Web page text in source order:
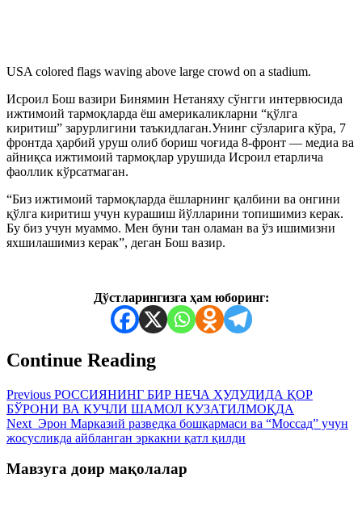
USA colored flags waving above large crowd on a stadium.
Исроил Бош вазири Бинямин Нетаняху сўнгги интервюсида
ижтимоий тармоқларда ёш америкаликларни “қўлга
киритиш” зарурлигини таъкидлаган.Унинг сўзларига кўра, 7
фронтда ҳарбий уруш олиб бориш чоғида 8-фронт — медиа ва
айниқса ижтимоий тармоқлар урушида Исроил етарлича
фаоллик кўрсатмаган.
“Биз ижтимоий тармоқларда ёшларнинг қалбини ва онгини
қўлга киритиш учун курашиш йўлларини топишимиз керак.
Бу биз учун муаммо. Мен буни тан оламан ва ўз ишимизни
яхшилашимиз керак”, деган Бош вазир.
Дўстларингизга ҳам юборинг:
Continue Reading
Previous РОССИЯНИНГ БИР НЕЧА ҲУДУДИДА ҚОР
БЎРОНИ ВА КУЧЛИ ШАМОЛ КУЗАТИЛМОҚДА
Next Эрон Марказий разведка бошқармаси ва “Моссад” учун
жосусликда айбланган эркакни қатл қилди
Мавзуга доир мақолалар